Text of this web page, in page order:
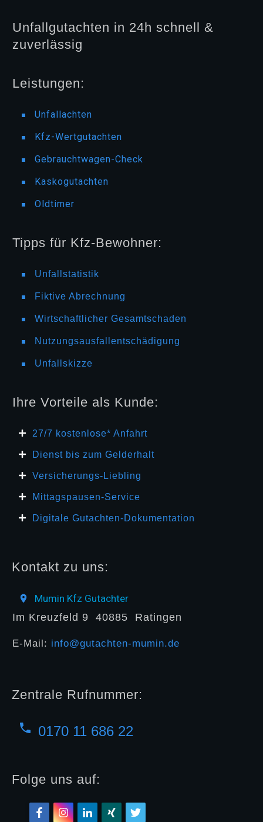
Unfallgutachten in 24h schnell &
zuverlässig
Leistungen:
Unfallachten
Kfz-Wertgutachten
Gebrauchtwagen-Check
Kaskogutachten
Oldtimer
Tipps für Kfz-Bewohner:
Unfallstatistik
Fiktive Abrechnung
Wirtschaftlicher Gesamtschaden
Nutzungsausfallentschädigung
Unfallskizze
Ihre Vorteile als Kunde:
27/7 kosten lose* Anfahrt
Dienst bis zum Gelderhalt
Versicherungs-Liebling
Mittagspausen-Service
Digitale Gutachten-Dokumentation
Kontakt zu uns:
Mumin Kfz Gutachter
Im Kreuzfeld 9 40885 Ratingen
E-Mail: info@gutachten-mumin.de
Zentrale Rufnummer:
0170 11 686 22
Folge uns auf: